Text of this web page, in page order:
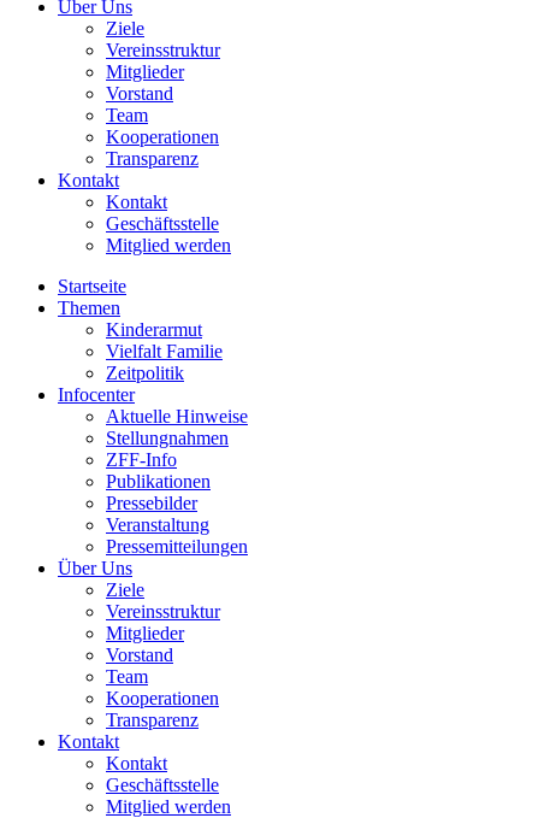
Über Uns
Ziele
Vereinsstruktur
Mitglieder
Vorstand
Team
Kooperationen
Transparenz
Kontakt
Kontakt
Geschäftsstelle
Mitglied werden
Startseite
Themen
Kinderarmut
Vielfalt Familie
Zeitpolitik
Infocenter
Aktuelle Hinweise
Stellungnahmen
ZFF-Info
Publikationen
Pressebilder
Veranstaltung
Pressemitteilungen
Über Uns
Ziele
Vereinsstruktur
Mitglieder
Vorstand
Team
Kooperationen
Transparenz
Kontakt
Kontakt
Geschäftsstelle
Mitglied werden